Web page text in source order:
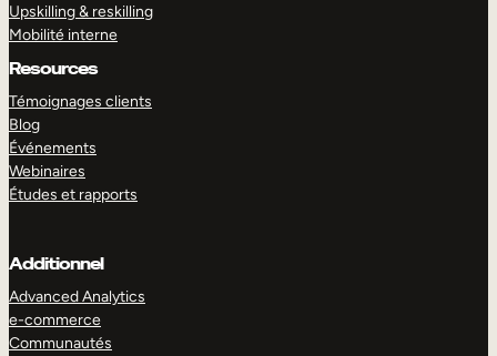
Upskilling & reskilling
Mobilité interne
Resources
Témoignages clients
Blog
Événements
Webinaires
Études et rapports
Additionnel
Advanced Analytics
e-commerce
Communautés